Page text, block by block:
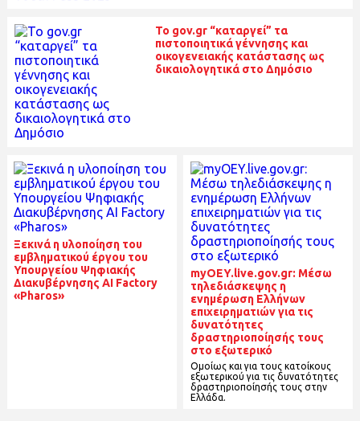
To gov.gr “καταργεί” τα
πιστοποιητικά γέννησης και
οικογενειακής κατάστασης ως
δικαιολογητικά στο Δημόσιο
Ξεκινά η υλοποίηση του
εμβληματικού έργου του
Υπουργείου Ψηφιακής
Διακυβέρνησης AI Factory
«Pharos»
myOEY.live.gov.gr: Μέσω
τηλεδιάσκεψης η
ενημέρωση Ελλήνων
επιχειρηματιών για τις
δυνατότητες
δραστηριοποίησής τους
στο εξωτερικό
Ομοίως και για τους κατοίκους
εξωτερικού για τις δυνατότητες
δραστηριοποίησής τους στην
Ελλάδα.